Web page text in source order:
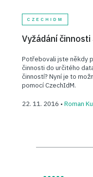
CZECHIDM
Vyžádání
Potřebovali jste někdy
činnosti do určitého
činností? Nyní je to
pomocí CzechIdM.
22. 11. 2016 • Roman